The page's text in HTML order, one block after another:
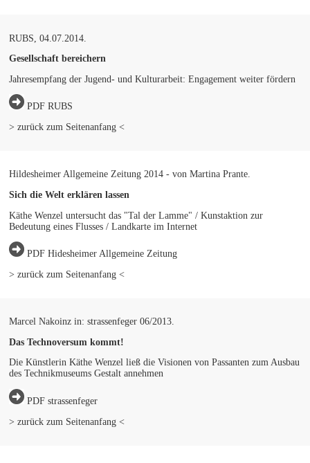
RUBS, 04.07.2014.
Gesellschaft bereichern
Jahresempfang der Jugend- und Kulturarbeit: Engagement weiter fördern
PDF RUBS
> zurück zum Seitenanfang <
Hildesheimer Allgemeine Zeitung 2014 - von Martina Prante.
Sich die Welt erklären lassen
Käthe Wenzel untersucht das "Tal der Lamme" / Kunstaktion zur
Bedeutung eines Flusses / Landkarte im Internet
PDF Hidesheimer Allgemeine Zeitung
> zurück zum Seitenanfang <
Marcel Nakoinz in: strassenfeger 06/2013.
Das Technoversum kommt!
Die Künstlerin Käthe Wenzel ließ die Visionen von Passanten zum Ausbau
des Technikmuseums Gestalt annehmen
PDF strassenfeger
> zurück zum Seitenanfang <